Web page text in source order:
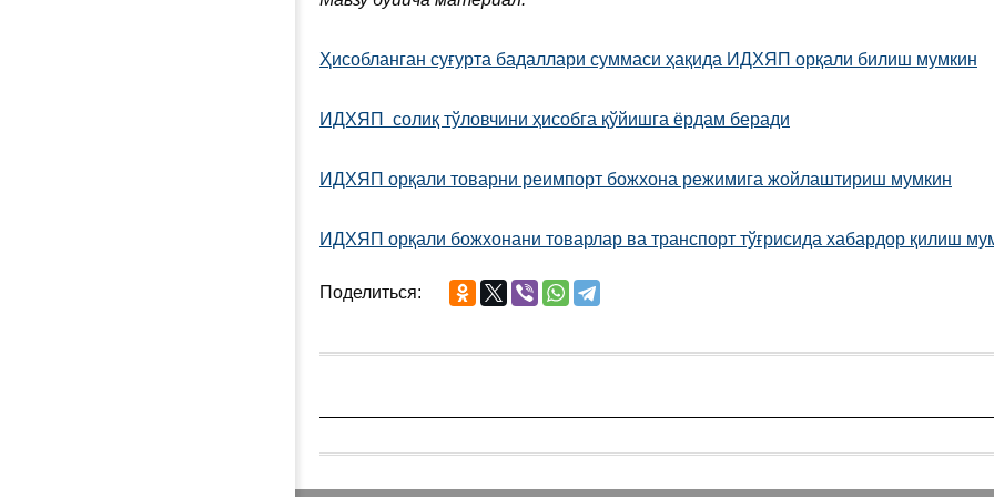
Ҳисобланган суғурта бадаллари суммаси ҳақида ИДХЯП орқали билиш мумкин
ИДХЯП солиқ тўловчини ҳисобга қўйишга ёрдам беради
ИДХЯП орқали товарни реимпорт божхона режимига жойлаштириш мумкин
ИДХЯП орқали божхонани товарлар ва транспорт тўғрисида хабардор қилиш
Поделиться: